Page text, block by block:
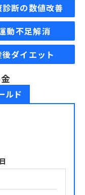
断の数値改善
動不足解消
後ダイエット
ルド
日